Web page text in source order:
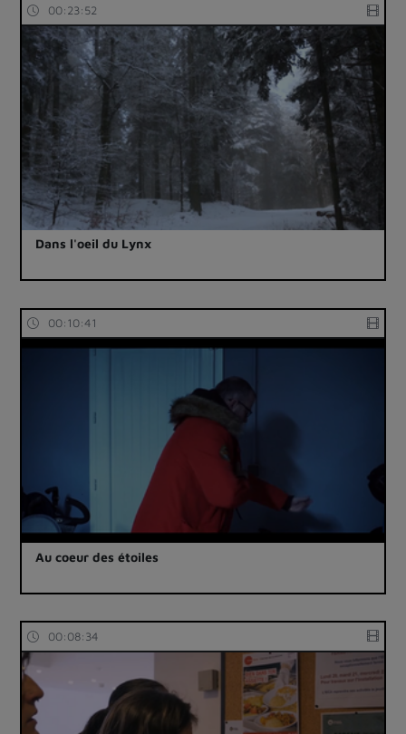
00:23:52
Dans l'oeil du Lynx
00:10:41
Au coeur des étoiles
00:08:34